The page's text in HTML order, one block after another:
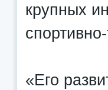
крупных
«Его